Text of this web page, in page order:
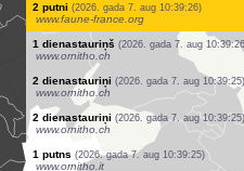
1 dienastauriņš (2026. gada 7. aug 10:39:28)
www.ornitho.ch
1 putns (2026. gada 7. aug 10:39:27)
www.ornitho.ch
5 taisnspārņi (2026. gada 7. aug 10:39:27)
www.faune-france.org
1 putns (2026. gada 7. aug 10:39:27)
www.ornitho.de
1 dienastauriņš (2026. gada 7. aug 10:39:27)
www.ornitho.ch